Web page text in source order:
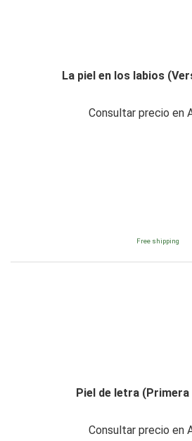
La piel en los labios
Consultar precio en
Free shipping
Piel de letra
Consultar precio en